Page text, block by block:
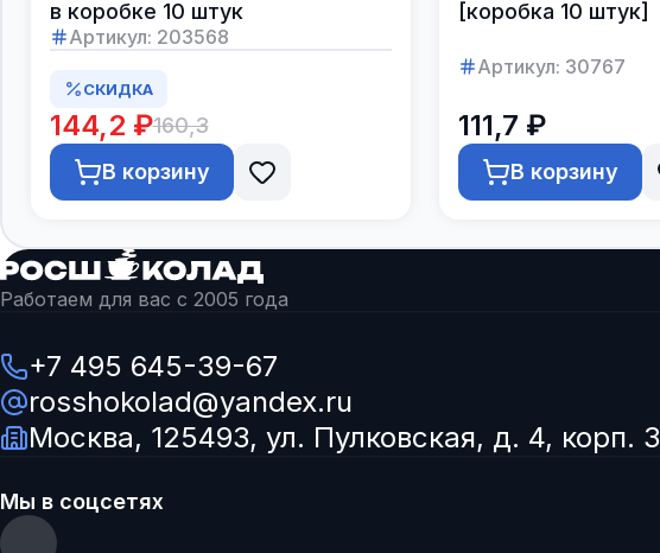
в коробке 10 штук
Артикул: 203568
СКИДКА
144,2 ₽160,3
В корзину
[коробка 10 штук]
Артикул: 30767
111,7 ₽
В корзину
Работаем для вас с 2005 года
+7 495 645-39-67
rosshokolad@yandex.ru
Москва, 125493, ул. Пулковская, д. 4, корп. 3
Мы в соцсетях